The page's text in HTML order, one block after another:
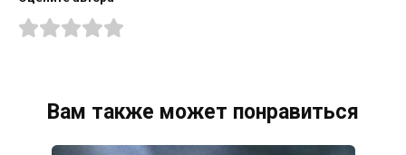
Вам также может понравиться